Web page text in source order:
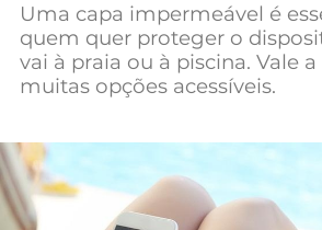
Negócios
Mundial 2026
Uma capa impermeável é
quem quer proteger o
vai à praia ou à piscina. Vale
muitas opções acessíveis.